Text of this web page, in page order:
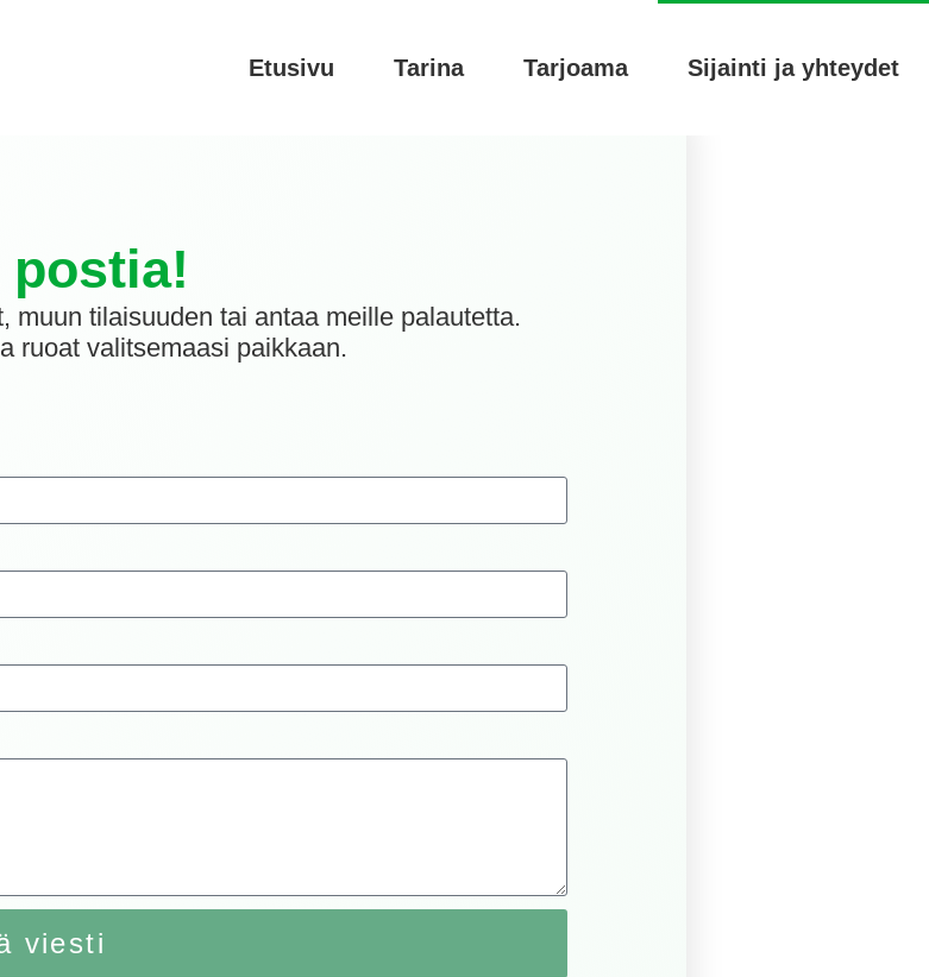
Etusivu Tarina Tarjoama Sijainti ja yhteydet
postia!
tilaisuuden tai antaa meille palautetta.
ruoat valitsemaasi paikkaan.
viesti